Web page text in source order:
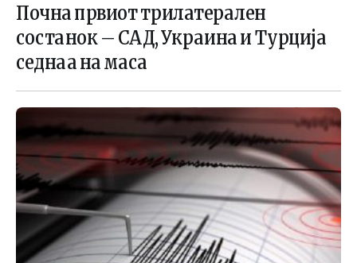
Почна првиот трилатерален
состанок – САД, Украина и Турција
седнаа на маса